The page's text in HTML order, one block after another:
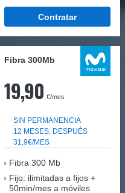
Contratar
Fibra 300Mb
19,90 €/mes
SIN PERMANENCIA
12 MESES, DESPUÉS
31,9€/MES
Fibra 300 Mb
Fijo: ilimitadas a fijos +
50min/mes a móviles